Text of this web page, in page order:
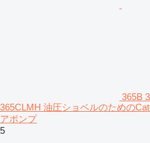
365B
365CLMH 油圧ショベルのための
アポンプ
5